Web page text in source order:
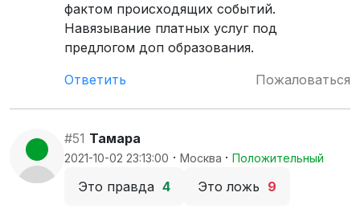
фактом происходящих событий.
Навязывание платных услуг под
предлогом доп образования.
Ответить
Пожаловаться
#51 Тамара
2021-10-02 23:13:00 · Москва · Положительный
Это правда 4 Это ложь 9